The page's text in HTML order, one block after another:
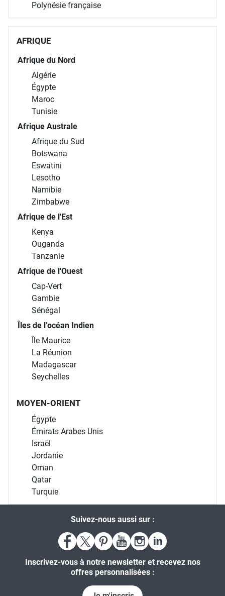
Polynésie française
AFRIQUE
Afrique du Nord
Algérie
Égypte
Maroc
Tunisie
Afrique Australe
Afrique du Sud
Botswana
Eswatini
Lesotho
Namibie
Zimbabwe
Afrique de l'Est
Kenya
Ouganda
Tanzanie
Afrique de l'Ouest
Cap-Vert
Gambie
Sénégal
Îles de l’océan Indien
Île Maurice
La Réunion
Madagascar
Seychelles
MOYEN-ORIENT
Égypte
Émirats Arabes Unis
Israël
Jordanie
Oman
Qatar
Turquie
Suivez-nous aussi sur :
Inscrivez-vous à notre newsletter et recevez nos
offres personnalisées :